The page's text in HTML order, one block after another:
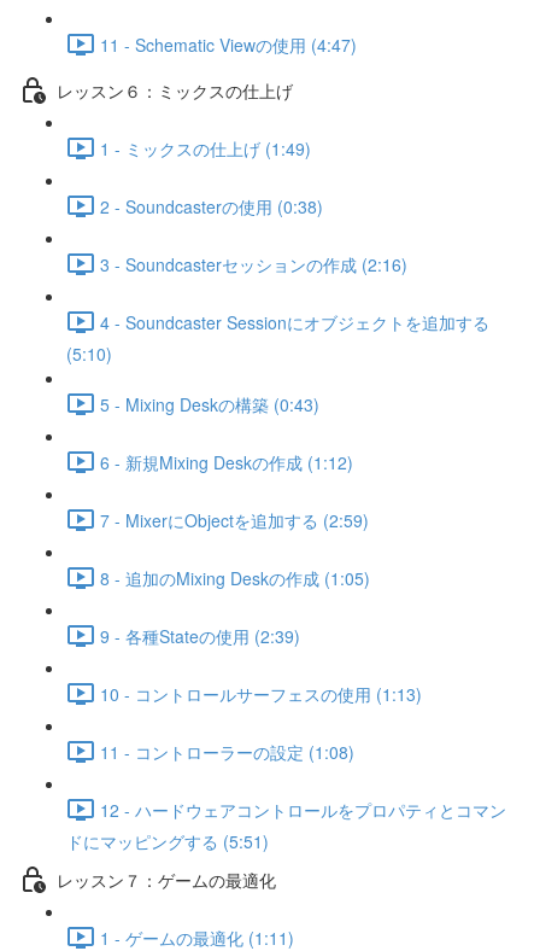
11 - Schematic Viewの使用 (4:47)
レッスン６：ミックスの仕上げ
1 - ミックスの仕上げ (1:49)
2 - Soundcasterの使用 (0:38)
3 - Soundcasterセッションの作成 (2:16)
4 - Soundcaster Sessionにオブジェクトを追加する
(5:10)
5 - Mixing Deskの構築 (0:43)
6 - 新規Mixing Deskの作成 (1:12)
7 - MixerにObjectを追加する (2:59)
8 - 追加のMixing Deskの作成 (1:05)
9 - 各種Stateの使用 (2:39)
10 - コントロールサーフェスの使用 (1:13)
11 - コントローラーの設定 (1:08)
12 - ハードウェアコントロールをプロパティとコマン
ドにマッピングする (5:51)
レッスン７：ゲームの最適化
1 - ゲームの最適化 (1:11)